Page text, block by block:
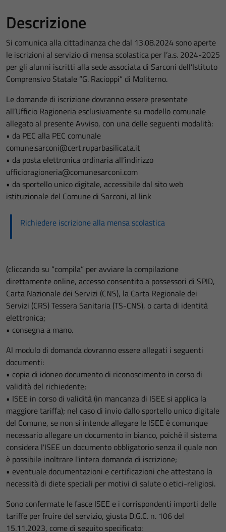
Descrizione
Si comunica alla cittadinanza che dal 13.08.2024 sono aperte
le iscrizioni al servizio di mensa scolastica per l’a.s. 2024-2025
per gli alunni iscritti alla sede associata di Sarconi dell’Istituto
Comprensivo Statale “G. Racioppi” di Moliterno.
Le domande di iscrizione dovranno essere presentate
all’Ufficio Ragioneria esclusivamente su modello comunale
allegato al presente Avviso, con una delle seguenti modalità:
• da PEC alla PEC comunale
comune.sarconi@cert.ruparbasilicata.it
• da posta elettronica ordinaria all’indirizzo
ufficioragioneria@comunesarconi.com
• da sportello unico digitale, accessibile dal sito web
istituzionale del Comune di Sarconi, al link
Richiedere iscrizione alla mensa scolastica
(cliccando su “compila” per avviare la compilazione
direttamente online, accesso consentito a possessori di SPID,
Carta Nazionale dei Servizi (CNS), la Carta Regionale dei
Servizi (CRS) Tessera Sanitaria (TS-CNS), o carta di identità
elettronica;
• consegna a mano.
Al modulo di domanda dovranno essere allegati i seguenti
documenti:
• copia di idoneo documento di riconoscimento in corso di
validità del richiedente;
• ISEE in corso di validità (in mancanza di ISEE si applica la
maggiore tariffa); nel caso di invio dallo sportello unico digitale
del Comune, se non si intende allegare le ISEE è comunque
necessario allegare un documento in bianco, poiché il sistema
considera l'ISEE un documento obbligatorio senza il quale non
è possibile inoltrare l'intera domanda di iscrizione;
• eventuale documentazioni e certificazioni che attestano la
necessità di diete speciali per motivi di salute o etici-religiosi.
Sono confermate le fasce ISEE e i corrispondenti importi delle
tariffe per fruire del servizio, giusta D.G.C. n. 106 del
15.11.2023, come di seguito specificato: